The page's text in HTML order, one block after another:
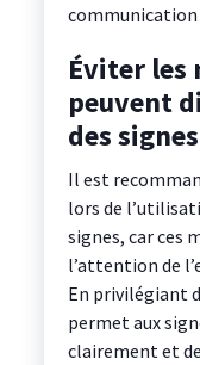
communication
Éviter les
peuvent
des signes
Il est
lors de
signes, car ces
l’attention de
En privilégiant
permet aux
clairement et